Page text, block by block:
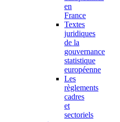
en
France
Textes
juridiques
de la
gouvernance
statistique
européenne
Les
règlements
cadres
et
sectoriels